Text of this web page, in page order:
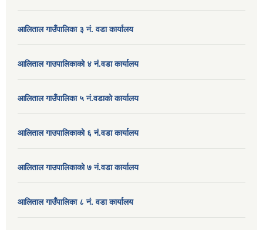
आलिताल गाउँपालिका ३ नं. वडा कार्यालय
आलिताल गाउपालिकाको ४ नं.वडा कार्यालय
आलिताल गाउँपालिका ५ नं.वडाको कार्यालय
आलिताल गाउपालिकाको ६ नं.वडा कार्यालय
आलिताल गाउपालिकाको ७ नं.वडा कार्यालय
आलिताल गाउँपालिका ८ नं. वडा कार्यालय